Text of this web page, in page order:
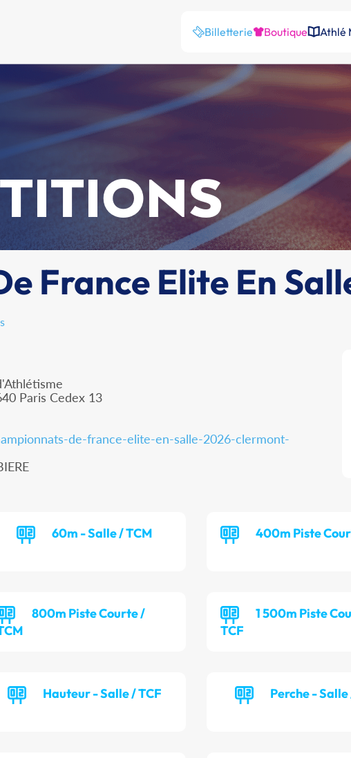
Billetterie Boutique Athlé
France Elite En
Paris Cedex 13
de-france-elite-en-salle-2026-clermont-
60m - Salle / TCM 400m Piste
800m Piste Courte /
1 500m Piste
TCF
Hauteur - Salle / TCF Perche - Salle